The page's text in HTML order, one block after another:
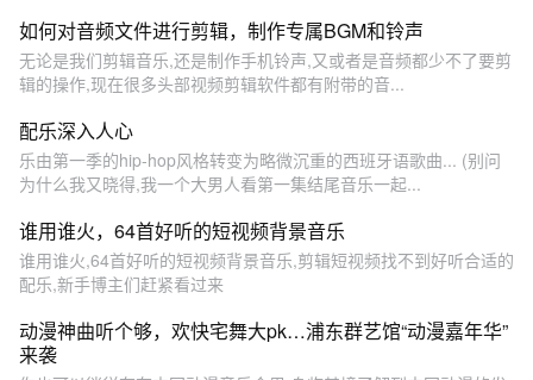
如何对音频文件进行剪辑，制作专属BGM和铃声
无论是我们剪辑音乐,还是制作手机铃声,又或者是音频都少不了要剪
辑的操作,现在很多头部视频剪辑软件都有附带的音...
配乐深入人心
乐由第一季的hip-hop风格转变为略微沉重的西班牙语歌曲... (别问
为什么我又晓得,我一个大男人看第一集结尾音乐一起...
谁用谁火，64首好听的短视频背景音乐
谁用谁火,64首好听的短视频背景音乐,剪辑短视频找不到好听合适的
配乐,新手博主们赶紧看过来
动漫神曲听个够，欢快宅舞大pk…浦东群艺馆“动漫嘉年华”
来袭